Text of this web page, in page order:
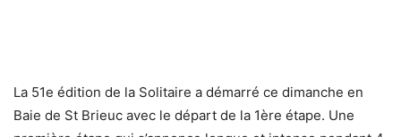
La 51e édition de la Solitaire a démarré ce dimanche en
Baie de St Brieuc avec le départ de la 1ère étape. Une